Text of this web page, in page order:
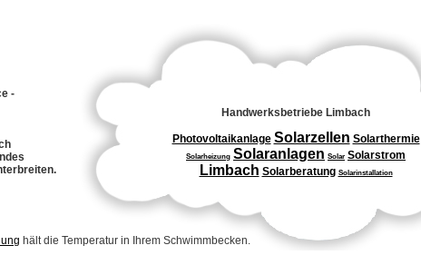
-
Handwerksbetriebe Limbach
Photovoltaikanlage Solarzellen Solarthermie
Solarheizung Solaranlagen Solar Solarstrom
Limbach Solarberatung Solarinstallation
hält die Temperatur in Ihrem Schwimmbecken.